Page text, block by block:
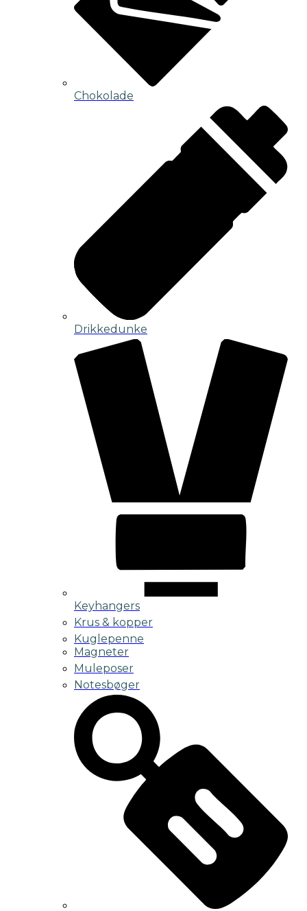
Chokolade
Drikkedunke
Keyhangers
Krus & kopper
Kuglepenne
Magneter
Muleposer
Notesbøger